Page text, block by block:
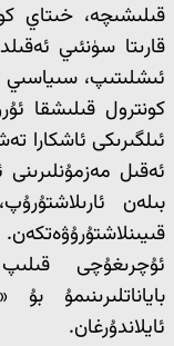
قىلىشىچە، خىتاي
قارىتا سۈنئىي
ئىشلىتىپ، سىياسىي
كونترول قىلىشقا
ئىلگىرىكى ئاشكارا
ئەقىل مەزمۇنلىرىنى
بىلەن
ئۇچرىغۇچى
باياناتلىرىنىمۇ
ئايلاندۇرغان.